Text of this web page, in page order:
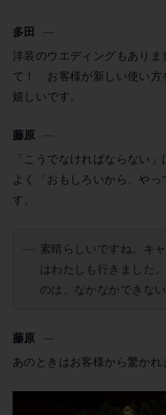
多田
洋装のウエディングもありま
て！ お客様が新しい使い方
嬉しいです。
藤原
「こうでなければならない
よく「おもしろいから、や
す。
素晴らしいですね。キ
はわたしも行きました
のは、なかなかできな
藤原
あのときはお客様から驚かれ